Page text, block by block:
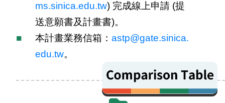
ms.sinica.edu.tw) 完成線上申請 (提
送意願書及計畫書)。
本計畫業務信箱：astp@gate.sinica.
edu.tw。